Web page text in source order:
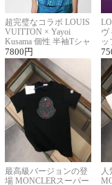
超完璧なコラボ LOUIS
VUITTON × Yayoi
Kusama 個性 半袖Tシャ
ツコピー男女兼用
7800 円
ヴ
ッ
ン
最高級バージョンの登
場 MONCLERスーパー
人